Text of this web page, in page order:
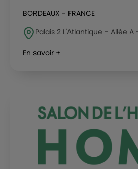
BORDEAUX - FRANCE
Palais 2 L'Atlantique - Allée A
En savoir +